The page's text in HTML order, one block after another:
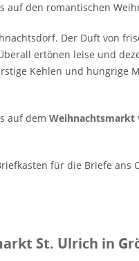
auf den romantischen
Der Duft von
ertönen leise und
Kehlen und hungrige
auf dem Weihnachtsmarkt
für die Briefe ans
St. Ulrich in